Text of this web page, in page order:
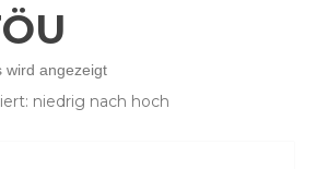
wird angezeigt